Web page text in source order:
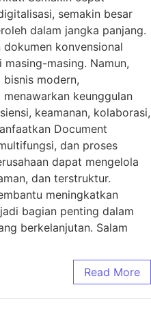
semakin besar
dalam jangka panjang.
dokumen konvensional
masing. Namun,
modern,
keunggulan
keamanan, kolaborasi,
Document
dan proses
dapat mengelola
dan terstruktur.
meningkatkan
bagian penting dalam
berkelanjutan. Salam
Read More